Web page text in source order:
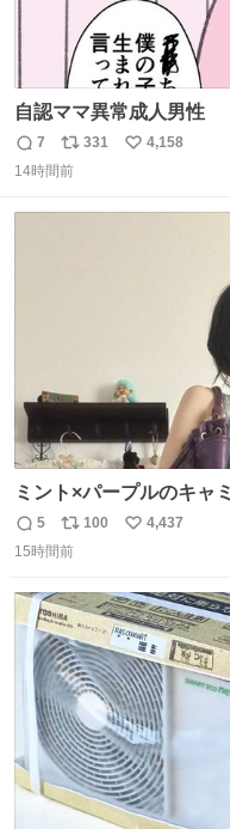
自認ママ異常成人男性
返
信
7
リ
ポ
331
い
4,158
14時間前
ミント×パープルのキャ
た♩
返
信
5
リ
ポ
ト
数
100
い
数
4,437
15時間前